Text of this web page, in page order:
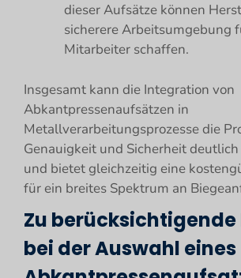
dieser Aufsätze können
sicherere Arbeitsumgebung
Mitarbeiter schaffen.
Insgesamt kann die Integration von
Abkantpressenaufsätzen in
Metallverarbeitungsprozesse die
Genauigkeit und Sicherheit
und bietet gleichzeitig eine
für ein breites Spektrum an
Zu berücksichtigende
bei der Auswahl eines